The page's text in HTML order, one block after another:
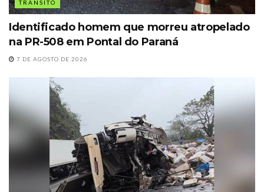
TRANSITO
Identificado homem que morreu atropelado
na PR-508 em Pontal do Paraná
7 DE AGOSTO DE 2026